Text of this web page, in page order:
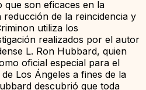
que son eficaces en la
de la reincidencia y
utiliza los
realizados por el autor
L. Ron Hubbard, quien
oficial especial para el
Los Ángeles a fines de la
descubrió que toda